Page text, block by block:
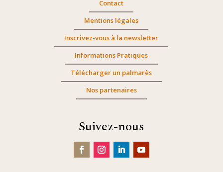
Contact
Mentions légales
Inscrivez-vous à la newsletter
Informations Pratiques
Télécharger un palmarès
Nos partenaires
Suivez-nous